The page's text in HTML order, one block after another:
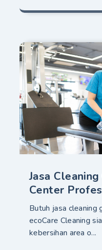
Jasa
Center
Butuh jasa cleaning
ecoCare Cleaning
kebersihan area o...